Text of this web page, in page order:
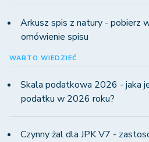
Arkusz spis z natury - pobierz
omówienie spisu
WARTO WIEDZIEĆ
Skala podatkowa 2026 - jaka
podatku w 2026 roku?
Czynny żal dla JPK V7 -